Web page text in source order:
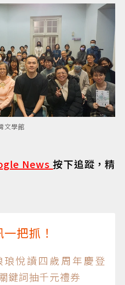
文學館
News按下追蹤，精
把抓！
悅讀四歲周年慶登
鍵詞抽千元禮券